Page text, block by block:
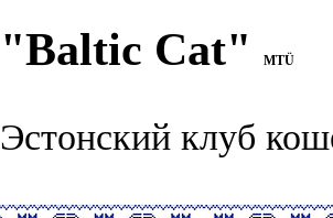
"Baltic Cat" MTÜ
Эстонский клуб